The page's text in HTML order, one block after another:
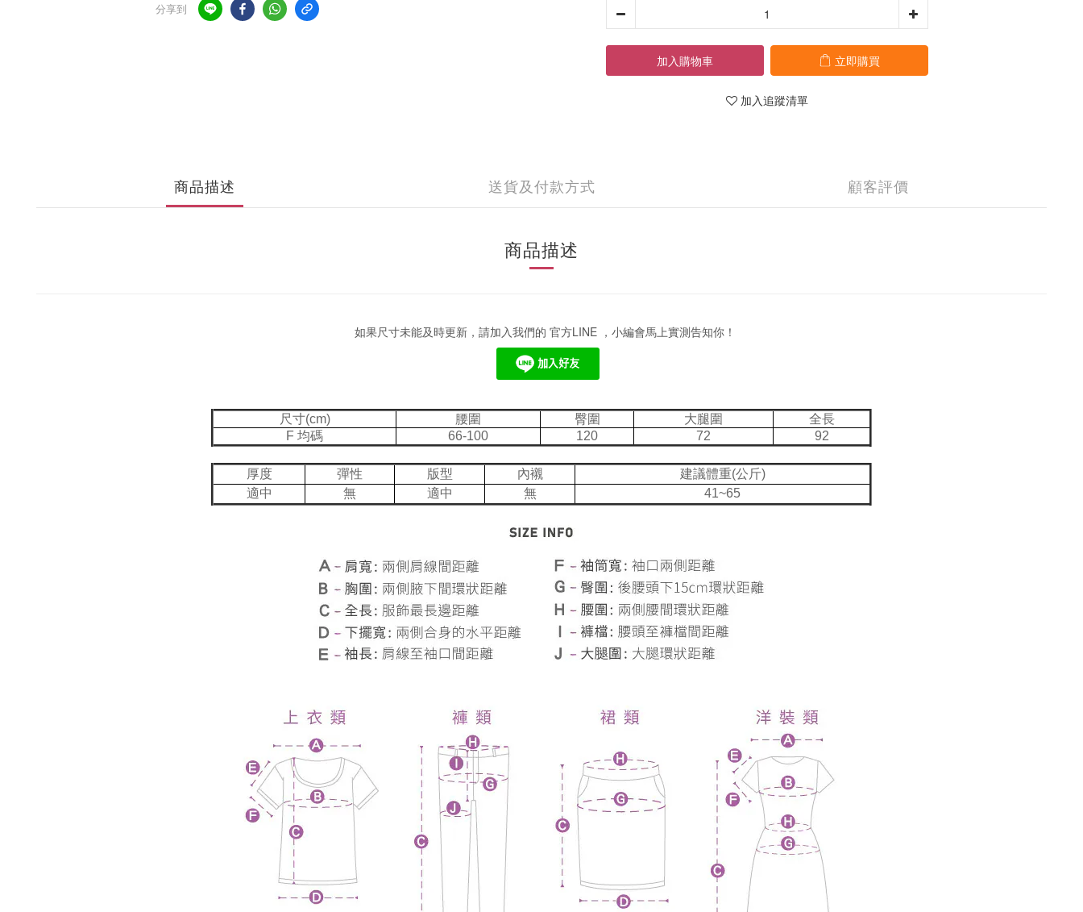
分享到
加入購物車 立即購買
加入追蹤清單
商品描述 送貨及付款方式 顧客評價
商品描述
如果尺寸未能及時更新，請加入我們的 官方LINE ，小編會馬上實測告知你！
尺寸(cm) 腰圍 臀圍 大腿圍
全長
F 均碼
66-100 120 72 92
厚度 彈性 版型 內襯
建議體重(公斤)
適中
無 適中 無 41~65